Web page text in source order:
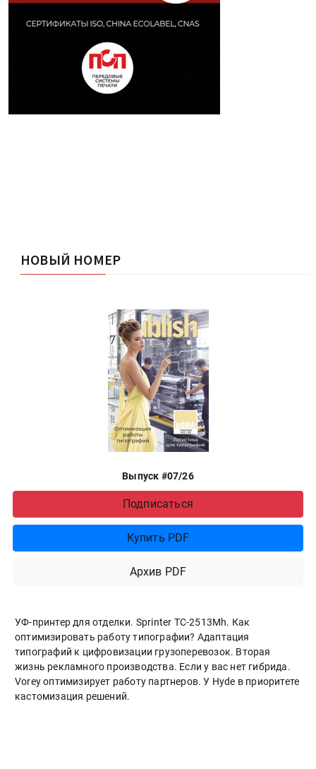
НОВЫЙ НОМЕР
Выпуск #07/26
Подписаться
Купить PDF
Архив PDF
УФ-принтер для отделки. Sprinter ТС-2513Mh. Как
оптимизировать работу типографии? Адаптация
типографий к цифровизации грузоперевозок. Вторая
жизнь рекламного производства. Если у вас нет гибрида.
Vorey оптимизирует работу партнеров. У Hyde в приоритете
кастомизация решений.